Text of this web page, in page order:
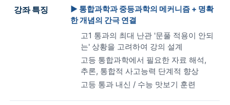
강좌 특징
▶ 통합과학과 중등과학의 메커니즘 + 명확
한 개념의 간극 연결
고1 통과의 최대 난관 '문풀 적용이 안되
는' 상황을 고려하여 강의 설계
고등 통합과학에서 필요한 자료 해석,
추론, 통합적 사고능력 단계적 향상
고등 통과 내신 / 수능 맛보기 훈련